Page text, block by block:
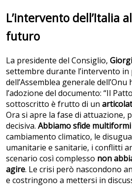
L’intervento dell’Italia
futuro
La presidente del Consiglio,
settembre durante l’intervento in
dell’Assemblea generale
l’adozione del documento: “Il
sottoscritto è frutto di un
Ora si apre la fase di attuazione,
decisiva. Abbiamo sfide
cambiamento climatico, le
umanitarie e sanitarie, i conflitti
scenario così complesso non
agire. Le crisi però nascondono
e costringono a mettersi in